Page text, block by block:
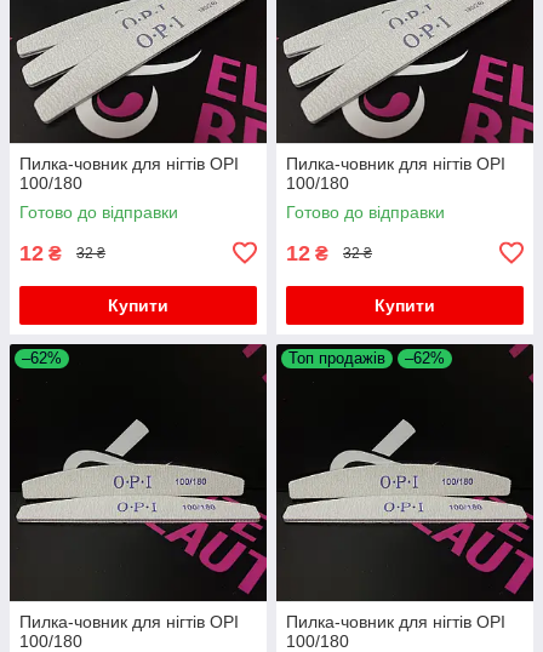
Пилка-човник для нігтів OPI
100/180
Готово до відправки
12 ₴ 32 ₴
Купити
Пилка-човник для нігтів OPI
100/180
Готово до відправки
12 ₴ 32 ₴
Купити
–62%
Пилка-човник для нігтів OPI
100/180
Топ продажів –62%
Пилка-човник для нігтів OPI
100/180